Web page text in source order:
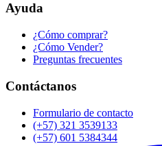
Ayuda
¿Cómo comprar?
¿Cómo Vender?
Preguntas frecuentes
Contáctanos
Formulario de contacto
(+57) 321 3539133
(+57) 601 5384344